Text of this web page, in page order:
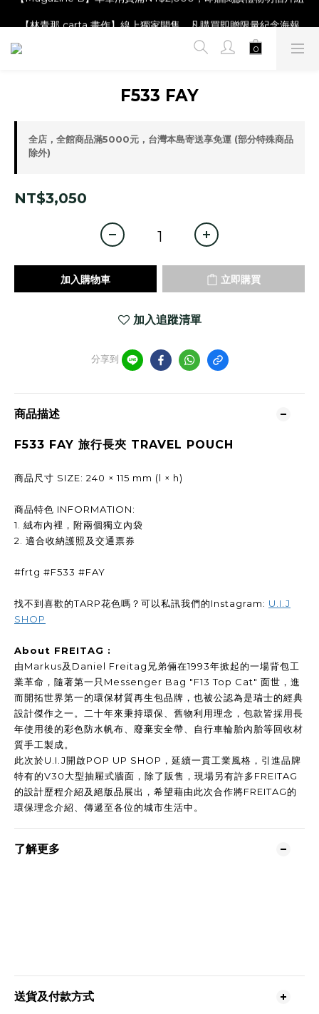
【林青那 carta 畫作】線上獨家開售，凡購買即贈限量紀念海報
【夏日降溫🧊對策單品】系列商品滿額現折 NT$300！
F533 FAY
全店，全館商品滿5000元，台灣本島寄送享免運 (部分特殊商品
除外)
NT$3,050
加入購物車 立即購買
加入追蹤清單
分享到
商品描述
F533 FAY 旅行長夾 TRAVEL POUCH
商品尺寸 SIZE: 240 × 115 mm (l × h)
商品特色 INFORMATION:
1. 絨布內裡，附兩個獨立內袋
2. 適合收納護照及交通票券
#frtg #F533 #FAY
找不到喜歡的TARP花色嗎？可以私訊我們的Instagram: U.I.J
SHOP
About FREITAG :
由Markus及Daniel Freitag兄弟倆在1993年掀起的一場背包工
業革命，隨著第一只Messenger Bag "F13 Top Cat" 面世，進
而開拓世界第一的環保材質再生包品牌，也被公認為是瑞士的經典
設計傑作之一。二十年來秉持環保、舊物利用理念，包款皆採用長
年使用後的彩色防水帆布、廢棄安全帶、自行車輪胎內胎等回收材
質手工製成。
此次於U.I.J開啟POP UP SHOP，延續一貫工業風格，引進品牌
特有的V30大型抽屜式牆面，除了販售，現場另有許多FREITAG
的設計歷程介紹及絕版品展出，希望藉由此次合作將FREITAG的
環保理念介紹、傳遞至各位的城市生活中。
了解更多
送貨及付款方式